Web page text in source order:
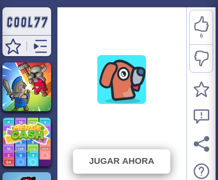
JUGAR AHORA
6